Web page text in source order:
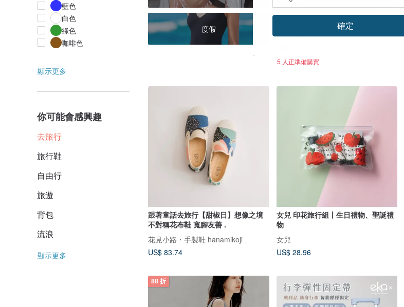
藍色
白色
綠色
咖啡色
顯示更多
你可能會感興趣
去旅行
旅行鞋
自由行
旅遊
背包
流浪
顯示更多
度假
BRUNO 全球電壓旅行乾衣機
BAK817 (100-240V)
BRUNO HK
5 人正準備購買
跟著童話去旅行【甜椒日】想像之境
不對稱花布鞋 寬腳友善 .
花見小路・手製鞋 hanamikoji
US$ 83.74
女兒 印花旅行組丨生日禮物、聖誕禮
物
女兒
US$ 28.96
88 折
確定